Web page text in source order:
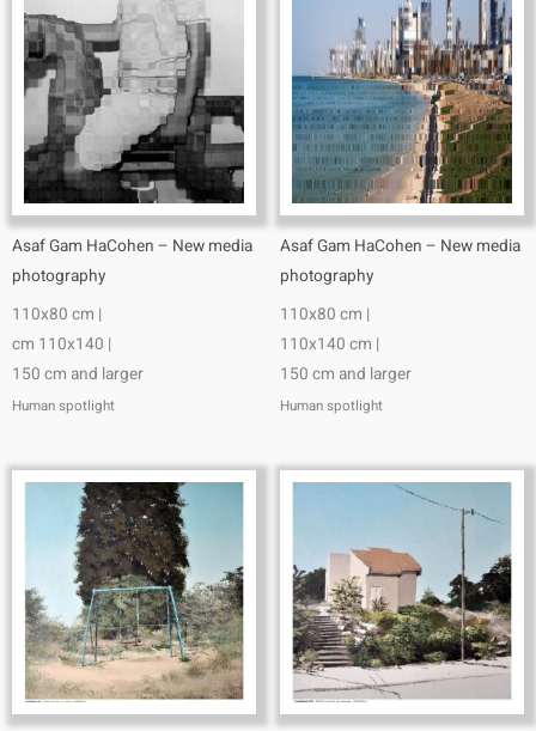
Asaf Gam HaCohen – New media
photography
110x80 cm |
cm 110x140 |
150 cm and larger
Human spotlight
Asaf Gam HaCohen – New media
photography
110x80 cm |
110x140 cm |
150 cm and larger
Human spotlight